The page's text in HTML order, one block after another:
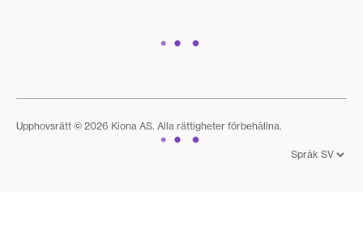
Upphovsrätt © 2026 Kiona AS. Alla rättigheter förbehållna.